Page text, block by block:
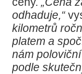
odhaduje,“
kilometrů
platem a
nám
podle